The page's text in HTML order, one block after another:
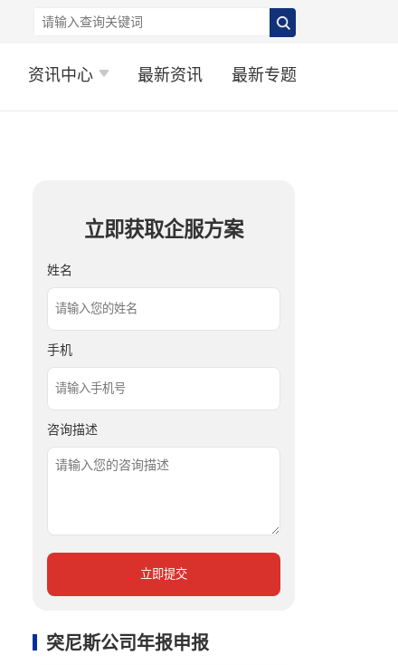
资讯中心 最新资讯 最新专题
立即获取企服方案
姓名
手机
咨询描述
立即提交
突尼斯公司年报申报